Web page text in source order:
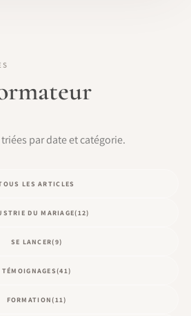
par date et catégorie.
LES ARTICLES
DU MARIAGE(12)
SE LANCER(9)
TÉMOIGNAGES(41)
FORMATION(11)